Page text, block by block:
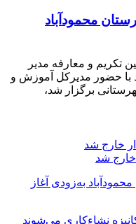
محمودآباد
تکریم و معارفه مدیر
با حضور مدیرکل آموزش و
برگزار شد،
۵۰۰ مگاواتی محمودآباد به‌زودی آغاز